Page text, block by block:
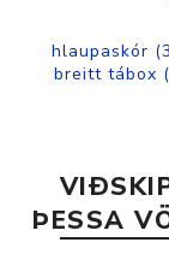
hlaupaskór
breitt tábox
ÞESSA